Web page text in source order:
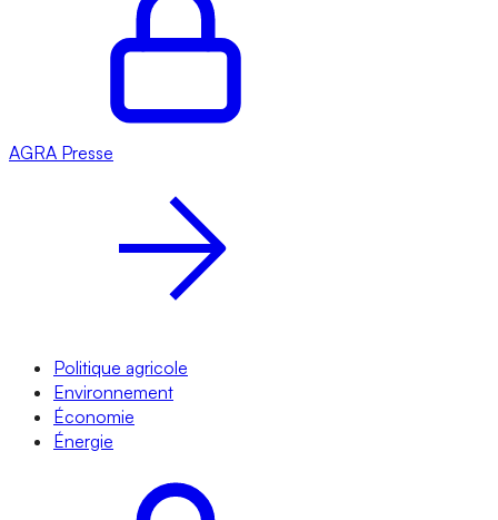
AGRA Presse
Politique agricole
Environnement
Économie
Énergie